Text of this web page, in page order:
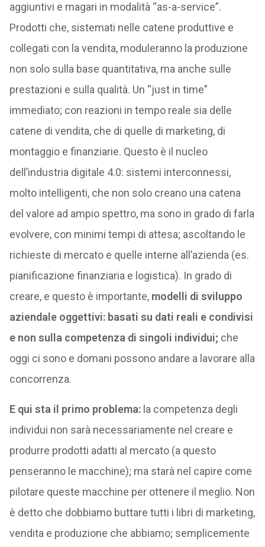
aggiuntivi e magari in modalità “as-a-service”.
Prodotti che, sistemati nelle catene produttive e
collegati con la vendita, moduleranno la produzione
non solo sulla base quantitativa, ma anche sulle
prestazioni e sulla qualità. Un “just in time”
immediato; con reazioni in tempo reale sia delle
catene di vendita, che di quelle di marketing, di
montaggio e finanziarie. Questo è il nucleo
dell’industria digitale 4.0: sistemi interconnessi,
molto intelligenti, che non solo creano una catena
del valore ad ampio spettro, ma sono in grado di farla
evolvere, con minimi tempi di attesa; ascoltando le
richieste di mercato e quelle interne all’azienda (es.
pianificazione finanziaria e logistica). In grado di
creare, e questo è importante, modelli di sviluppo
aziendale oggettivi: basati su dati reali e condivisi
e non sulla competenza di singoli individui; che
oggi ci sono e domani possono andare a lavorare alla
concorrenza.
E qui sta il primo problema:la competenza degli
individui non sarà necessariamente nel creare e
produrre prodotti adatti al mercato (a questo
penseranno le macchine); ma starà nel capire come
pilotare queste macchine per ottenere il meglio. Non
è detto che dobbiamo buttare tutti i libri di marketing,
vendita e produzione che abbiamo; semplicemente